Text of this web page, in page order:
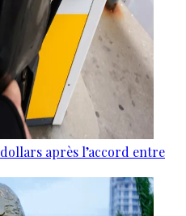
après l’accord entre